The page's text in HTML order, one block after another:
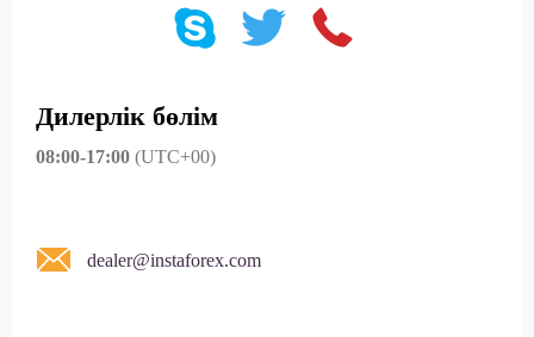
Дилерлік бөлім
08:00-17:00 (UTC+00)
dealer@instaforex.com